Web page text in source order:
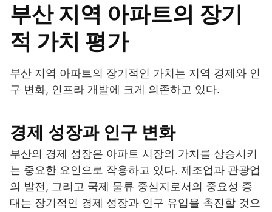
부산 지역 아파트의 장기
적 가치 평가
부산 지역 아파트의 장기적인 가치는 지역 경제와 인
구 변화, 인프라 개발에 크게 의존하고 있다.
경제 성장과 인구 변화
부산의 경제 성장은 아파트 시장의 가치를 상승시키
는 중요한 요인으로 작용하고 있다. 제조업과 관광업
의 발전, 그리고 국제 물류 중심지로서의 중요성 증
대는 장기적인 경제 성장과 인구 유입을 촉진할 것으